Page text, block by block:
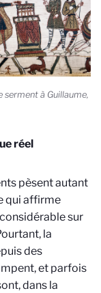
serment à Guillaume,
réel
pèsent autant
qui affirme
sur
la
des
et parfois
dans la